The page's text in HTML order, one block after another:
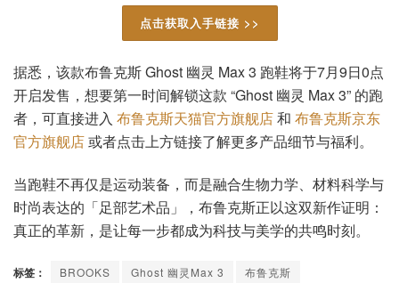
点击获取入手链接 >>
据悉，该款布鲁克斯 Ghost 幽灵 Max 3 跑鞋将于7月9日0点
开启发售，想要第一时间解锁这款 “Ghost 幽灵 Max 3” 的跑
者，可直接进入 布鲁克斯天猫官方旗舰店和 布鲁克斯京东
官方旗舰店或者点击上方链接了解更多产品细节与福利。
当跑鞋不再仅是运动装备，而是融合生物力学、材料科学与
时尚表达的「足部艺术品」，布鲁克斯正以这双新作证明：
真正的革新，是让每一步都成为科技与美学的共鸣时刻。
标签： BROOKS Ghost 幽灵Max 3
布鲁克斯